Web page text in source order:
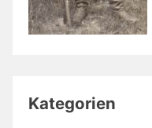
Kategorien